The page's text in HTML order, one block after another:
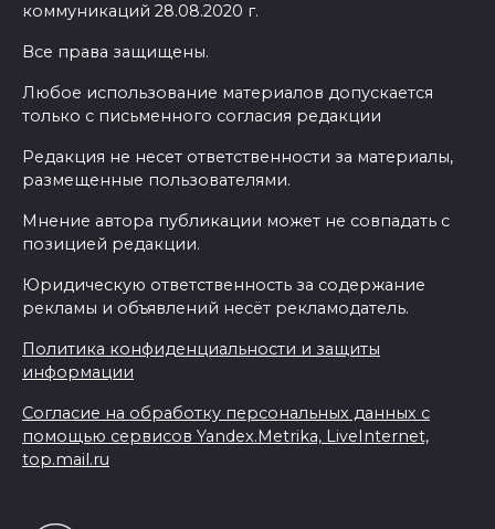
коммуникаций 28.08.2020 г.
Все права защищены.
Любое использование материалов допускается
только с письменного согласия редакции
Редакция не несет ответственности за материалы,
размещенные пользователями.
Мнение автора публикации может не совпадать с
позицией редакции.
Юридическую ответственность за содержание
рекламы и объявлений несёт рекламодатель.
Политика конфиденциальности и защиты
информации
Согласие на обработку персональных данных с
помощью сервисов Yandex.Metrika, LiveInternet,
top.mail.ru